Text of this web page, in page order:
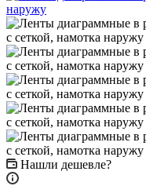
Нашли дешевле?